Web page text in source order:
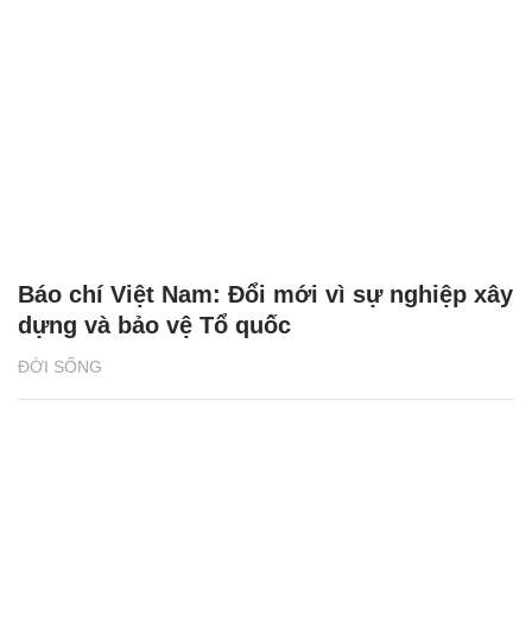
ĐỜI SỐNG
Báo chí Việt Nam: Đổi mới vì sự nghiệp xây
dựng và bảo vệ Tổ quốc